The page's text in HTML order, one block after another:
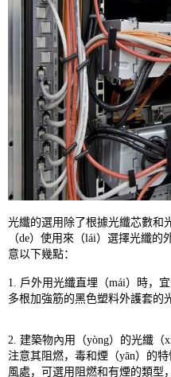
光纖的選用除了根據光纖芯數和
（de）使用來（lái）選擇光纖
意以下幾點：
1. 戶外用光纖直埋（mái）時，
多根加強筋的黑色塑料外護套的
2. 建築物內用（yòng）的光纖（
注意其阻燃，毒和煙（yān）的
風處，可選用阻燃和有煙的類型